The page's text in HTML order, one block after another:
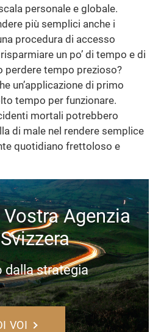
personale e globale.
più semplici anche i
procedura di accesso
un po’ di tempo e di
perdere tempo prezioso?
un’applicazione di primo
tempo per funzionare.
mortali potrebbero
di male nel rendere semplice
quotidiano frettoloso e
Agenzia
dalla strategia
VOI